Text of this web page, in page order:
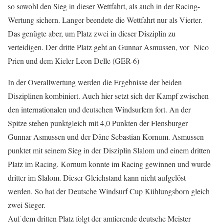
so sowohl den Sieg in dieser Wettfahrt, als auch in der Racing-
Wertung sichern. Langer beendete die Wettfahrt nur als Vierter.
Das genügte aber, um Platz zwei in dieser Disziplin zu
verteidigen. Der dritte Platz geht an Gunnar Asmussen, vor Nico
Prien und dem Kieler Leon Delle (GER-6)
In der Overallwertung werden die Ergebnisse der beiden
Disziplinen kombiniert. Auch hier setzt sich der Kampf zwischen
den internationalen und deutschen Windsurfern fort. An der
Spitze stehen punktgleich mit 4,0 Punkten der Flensburger
Gunnar Asmussen und der Däne Sebastian Kornum. Asmussen
punktet mit seinem Sieg in der Disziplin Slalom und einem dritten
Platz im Racing. Kornum konnte im Racing gewinnen und wurde
dritter im Slalom. Dieser Gleichstand kann nicht aufgelöst
werden. So hat der Deutsche Windsurf Cup Kühlungsborn gleich
zwei Sieger.
Auf dem dritten Platz folgt der amtierende deutsche Meister